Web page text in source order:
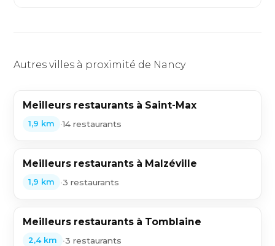
Autres villes à proximité de Nancy
Meilleurs restaurants à Saint-Max
1,9 km •14 restaurants
Meilleurs restaurants à Malzéville
1,9 km •3 restaurants
Meilleurs restaurants à Tomblaine
2,4 km •3 restaurants